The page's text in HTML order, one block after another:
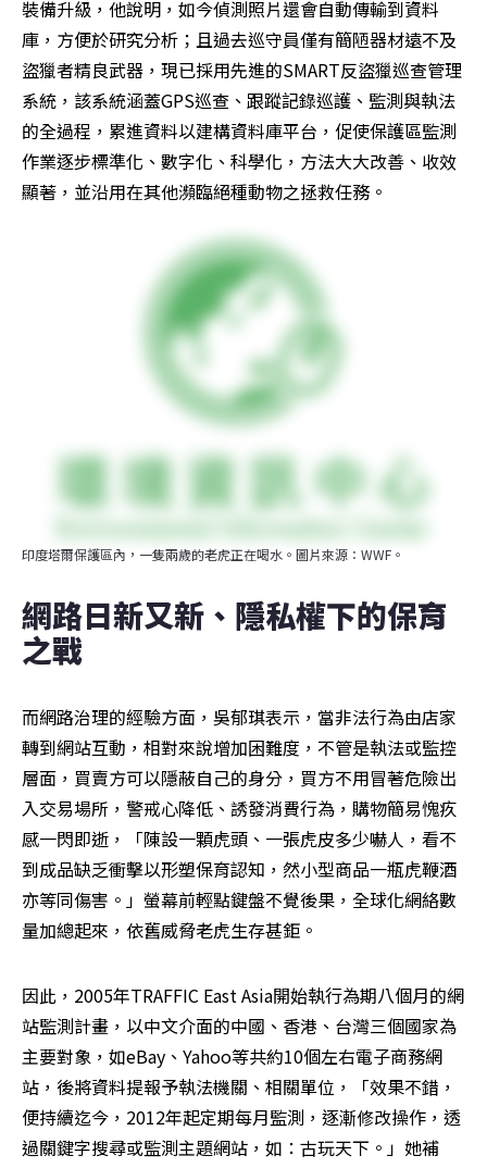
裝備升級，他說明，如今偵測照片還會自動傳輸到資料
庫，方便於研究分析；且過去巡守員僅有簡陋器材遠不及
盜獵者精良武器，現已採用先進的SMART反盜獵巡查管理
系統，該系統涵蓋GPS巡查、跟蹤記錄巡護、監測與執法
的全過程，累進資料以建構資料庫平台，促使保護區監測
作業逐步標準化、數字化、科學化，方法大大改善、收效
顯著，並沿用在其他瀕臨絕種動物之拯救任務。
印度塔爾保護區內，一隻兩歲的老虎正在喝水。圖片來源：WWF。
網路日新又新、隱私權下的保育
之戰
而網路治理的經驗方面，吳郁琪表示，當非法行為由店家
轉到網站互動，相對來說增加困難度，不管是執法或監控
層面，買賣方可以隱蔽自己的身分，買方不用冒著危險出
入交易場所，警戒心降低、誘發消費行為，購物簡易愧疚
感一閃即逝，「陳設一顆虎頭、一張虎皮多少嚇人，看不
到成品缺乏衝擊以形塑保育認知，然小型商品一瓶虎鞭酒
亦等同傷害。」螢幕前輕點鍵盤不覺後果，全球化網絡數
量加總起來，依舊威脅老虎生存甚鉅。
因此，2005年TRAFFIC East Asia開始執行為期八個月的網
站監測計畫，以中文介面的中國、香港、台灣三個國家為
主要對象，如eBay、Yahoo等共約10個左右電子商務網
站，後將資料提報予執法機關、相關單位，「效果不錯，
便持續迄今，2012年起定期每月監測，逐漸修改操作，透
過關鍵字搜尋或監測主題網站，如：古玩天下。」她補